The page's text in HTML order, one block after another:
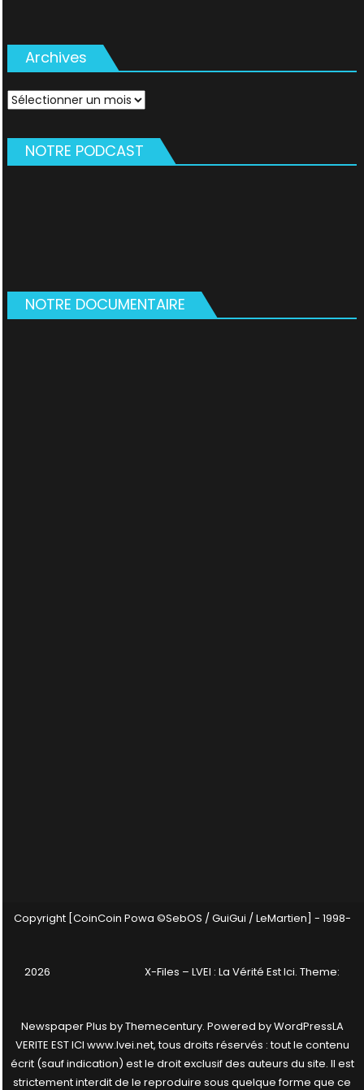
Archives
Archives
NOTRE PODCAST
NOTRE DOCUMENTAIRE
Copyright [CoinCoin Powa ©SebOS / GuiGui / LeMartien] - 1998-
2026 X-Files – LVEI : La Vérité Est Ici. Theme:
Newspaper Plus byThemecentury. Powered byWordPressLA
VERITE EST ICI www.lvei.net, tous droits réservés : tout le contenu
écrit (sauf indication) est le droit exclusif des auteurs du site. Il est
strictement interdit de le reproduire sous quelque forme que ce